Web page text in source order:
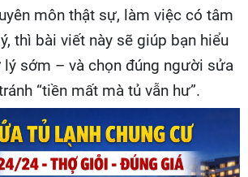
môn thật sự, làm việc có tâm
thì bài viết này sẽ giúp bạn hiểu
lý sớm – và chọn đúng người sửa
“tiền mất mà tủ vẫn hư”.